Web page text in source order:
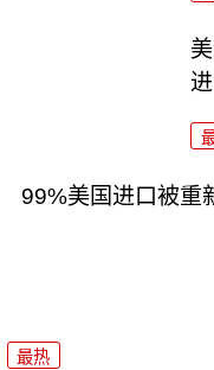
99%美国进口被重
最热